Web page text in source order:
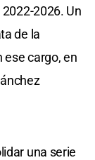
2026. Un
de la
ese cargo, en
una serie